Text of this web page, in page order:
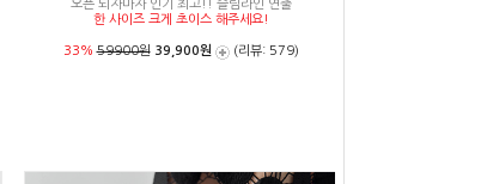
오픈 되자마자 인기 최고!! 슬림라인 연출
한 사이즈 크게 초이스 해주세요!
33%59900원 39,900원 (리뷰: 579)